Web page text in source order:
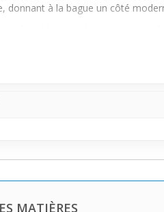
donnant à la bague un côté
MATIÈRES